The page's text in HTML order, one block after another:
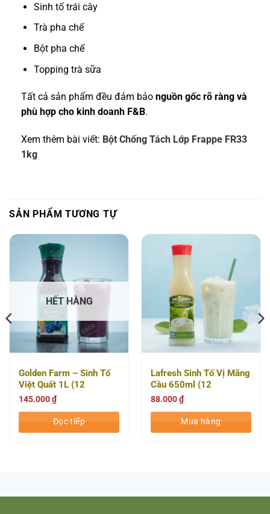
Sinh tố trái cây
Trà pha chế
Bột pha chế
Topping trà sữa
Tất cả sản phẩm đều đảm bảo nguồn gốc rõ ràng và
phù hợp cho kinh doanh F&B.
Xem thêm bài viết: Bột Chống Tách Lớp Frappe FR33
1kg
SẢN PHẨM TƯƠNG TỰ
HẾT HÀNG
Golden Farm – Sinh Tố
Việt Quất 1L (12
Chai/Thùng)
145.000₫
Đọc tiếp
Lafresh Sinh Tố Vị Mãng
Cầu 650ml (12
Chai/thùng)
88.000₫
Mua hàng